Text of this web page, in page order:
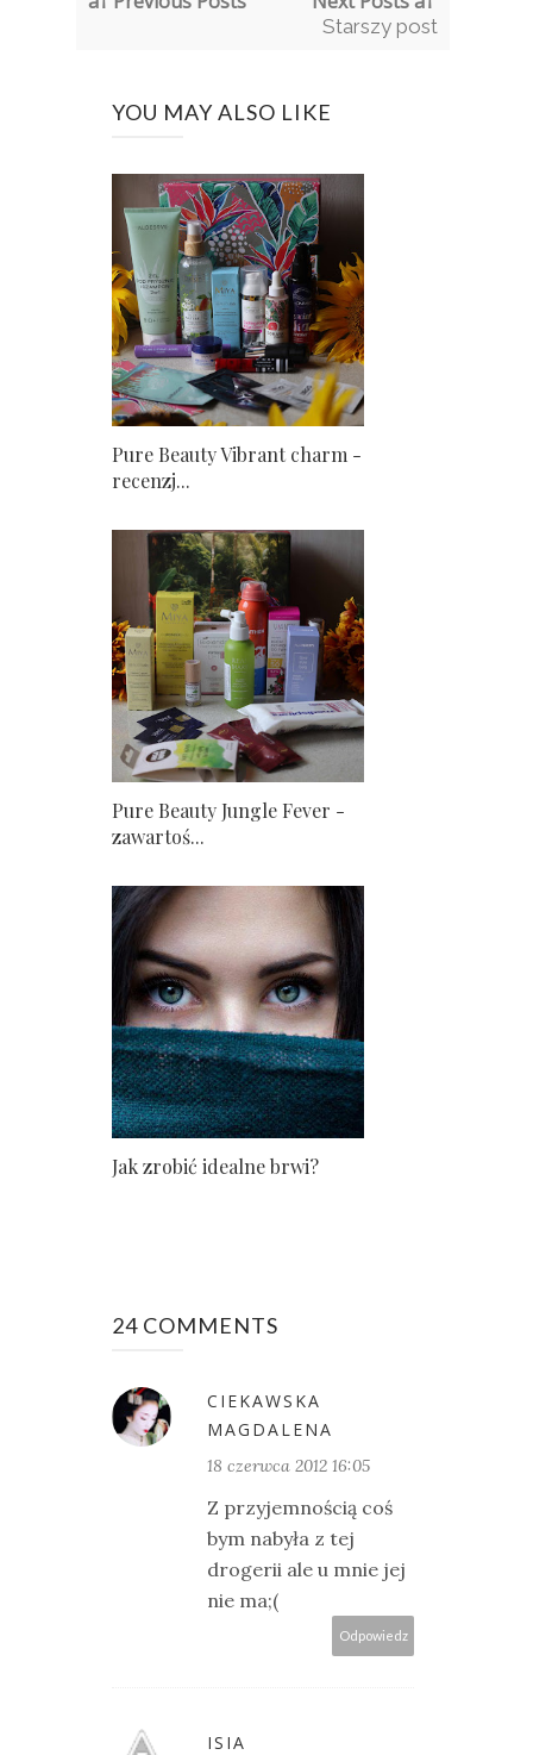
Starszy post
YOU MAY ALSO LIKE
Pure Beauty Vibrant charm -
recenzj...
Pure Beauty Jungle Fever -
zawartoś...
Jak zrobić idealne brwi?
24 COMMENTS
CIEKAWSKA
MAGDALENA
18 czerwca 2012 16:05
Z przyjemnością coś
bym nabyła z tej
drogerii ale u mnie jej
nie ma;(
Odpowiedz
ISIA